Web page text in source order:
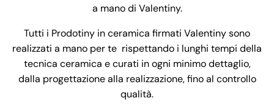
a mano di Valentiny.
Tutti i Prodotiny in ceramica firmati Valentiny sono
realizzati a mano per te rispettando i lunghi tempi della
tecnica ceramica e curati in ogni minimo dettaglio,
dalla progettazione alla realizzazione, fino al controllo
qualità.